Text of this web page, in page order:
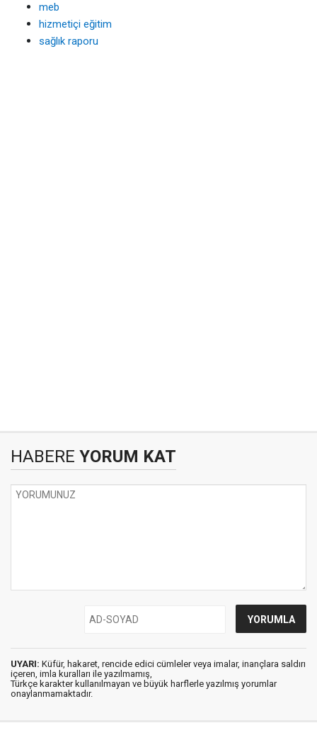
meb
hizmetiçi eğitim
sağlık raporu
HABERE YORUM KAT
UYARI: Küfür, hakaret, rencide edici cümleler veya imalar, inançlara saldırı
içeren, imla kuralları ile yazılmamış,
Türkçe karakter kullanılmayan ve büyük harflerle yazılmış yorumlar
onaylanmamaktadır.